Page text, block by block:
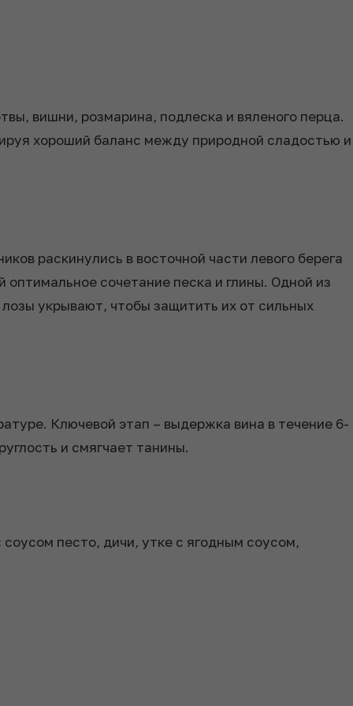
вишни, розмарина, подлеска и вяленого перца.
хороший баланс между природной сладостью и
раскинулись в восточной части левого берега
сочетание песка и глины. Одной из
укрывают, чтобы защитить их от сильных
Ключевой этап – выдержка вина в течение 6-
и смягчает танины.
песто, дичи, утке с ягодным соусом,